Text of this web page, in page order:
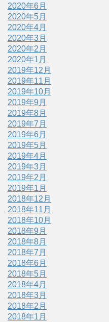
2020年6月
2020年5月
2020年4月
2020年3月
2020年2月
2020年1月
2019年12月
2019年11月
2019年10月
2019年9月
2019年8月
2019年7月
2019年6月
2019年5月
2019年4月
2019年3月
2019年2月
2019年1月
2018年12月
2018年11月
2018年10月
2018年9月
2018年8月
2018年7月
2018年6月
2018年5月
2018年4月
2018年3月
2018年2月
2018年1月